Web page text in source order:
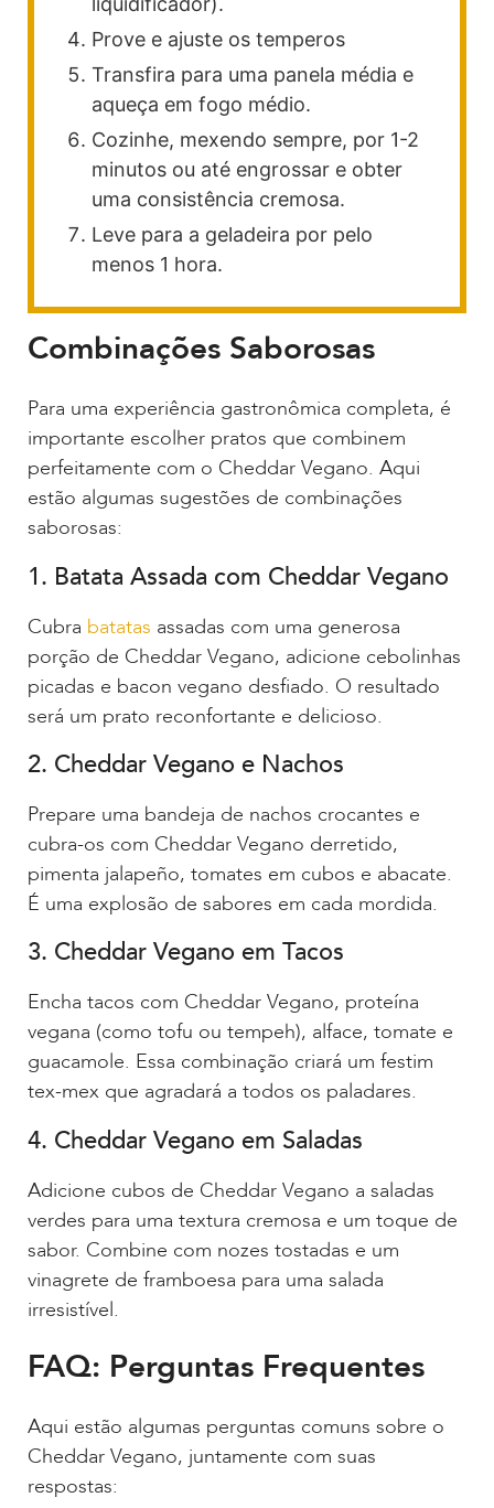
Prove e ajuste os temperos
Transfira para uma panela média e
aqueça em fogo médio.
Cozinhe, mexendo sempre, por 1-2
minutos ou até engrossar e obter
uma consistência cremosa.
Leve para a geladeira por pelo
menos 1 hora.
Combinações Saborosas
Para uma experiência gastronômica completa, é
importante escolher pratos que combinem
perfeitamente com o Cheddar Vegano. Aqui
estão algumas sugestões de combinações
saborosas:
1. Batata Assada com Cheddar Vegano
Cubra batatas assadas com uma generosa
porção de Cheddar Vegano, adicione cebolinhas
picadas e bacon vegano desfiado. O resultado
será um prato reconfortante e delicioso.
2. Cheddar Vegano e Nachos
Prepare uma bandeja de nachos crocantes e
cubra-os com Cheddar Vegano derretido,
pimenta jalapeño, tomates em cubos e abacate.
É uma explosão de sabores em cada mordida.
3. Cheddar Vegano em Tacos
Encha tacos com Cheddar Vegano, proteína
vegana (como tofu ou tempeh), alface, tomate e
guacamole. Essa combinação criará um festim
tex-mex que agradará a todos os paladares.
4. Cheddar Vegano em Saladas
Adicione cubos de Cheddar Vegano a saladas
verdes para uma textura cremosa e um toque de
sabor. Combine com nozes tostadas e um
vinagrete de framboesa para uma salada
irresistível.
FAQ: Perguntas Frequentes
Aqui estão algumas perguntas comuns sobre o
Cheddar Vegano, juntamente com suas
respostas: